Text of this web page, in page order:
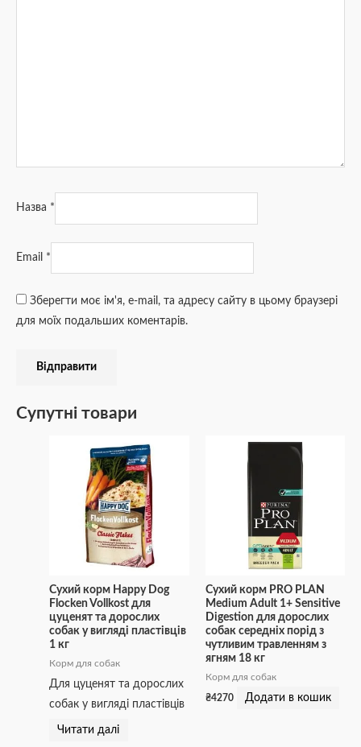
Назва *
Email *
Зберегти моє ім'я, e-mail, та адресу сайту в цьому браузері
для моїх подальших коментарів.
Супутні товари
Сухий корм Happy Dog
Flocken Vollkost для
цуценят та дорослих
собак у вигляді пластівців
1 кг
Корм для собак
Для цуценят та дорослих
собак у вигляді пластівців
Читати далі
Сухий корм PRO PLAN
Medium Adult 1+ Sensitive
Digestion для дорослих
собак середніх порід з
чутливим травленням з
ягням 18 кг
Корм для собак
₴4270 Додати в кошик